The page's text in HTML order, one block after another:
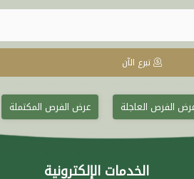
تبرع الآن
الفرص العاجلة عرض الفرص المكتملة
الخدمات الإلكترونية